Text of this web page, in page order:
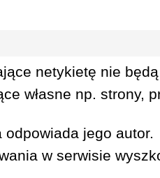
netykietę nie
własne np. strony,
jego autor.
w serwisie